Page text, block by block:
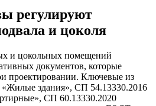
регулируют
и цоколя
и цокольных помещений
документов, которые
проектировании. Ключевые из
здания», СП 54.13330.2016
СП 60.13330.2020